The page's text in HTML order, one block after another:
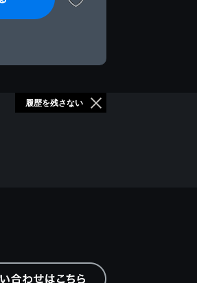
履歴を残さない